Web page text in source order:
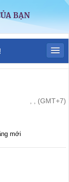
BẠN
, , (GMT+7)
mới